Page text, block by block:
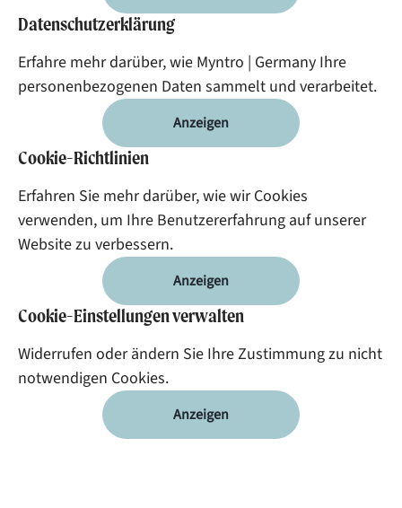
Datenschutzerklärung
Erfahre mehr darüber, wie Myntro | Germany Ihre
personenbezogenen Daten sammelt und verarbeitet.
Anzeigen
Cookie-Richtlinien
Erfahren Sie mehr darüber, wie wir Cookies
verwenden, um Ihre Benutzererfahrung auf unserer
Website zu verbessern.
Anzeigen
Cookie-Einstellungen verwalten
Widerrufen oder ändern Sie Ihre Zustimmung zu nicht
notwendigen Cookies.
Anzeigen